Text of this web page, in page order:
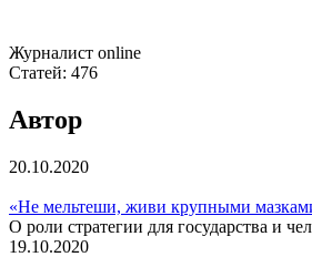
Журналист online
Статей: 476
Автор
20.10.2020
«Не мельтеши, живи крупными
О роли стратегии для государства и
19.10.2020